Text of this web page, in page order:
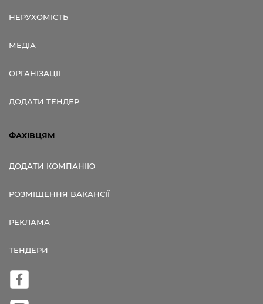
НЕРУХОМІСТЬ
МЕДІА
ОРГАНІЗАЦІЇ
ДОДАТИ ТЕНДЕР
ФАХІВЦЯМ
ДОДАТИ КОМПАНІЮ
РОЗМІЩЕННЯ ВАКАНСІЇ
РЕКЛАМА
ТЕНДЕРИ